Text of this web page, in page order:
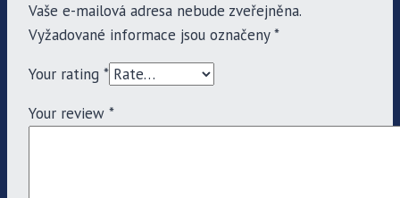
Vaše e-mailová adresa nebude zveřejněna.
Vyžadované informace jsou označeny*
Your rating *
Your review *